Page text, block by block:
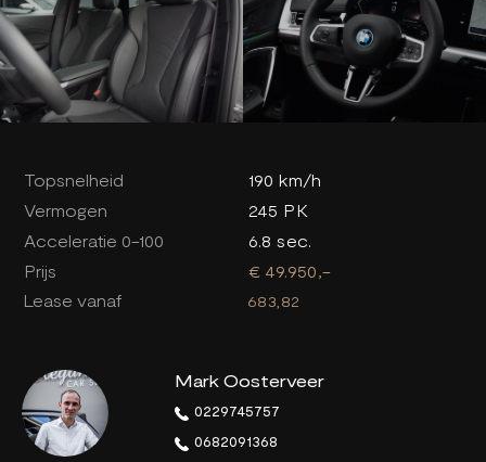
Topsnelheid
190 km/h
Vermogen
245 PK
Acceleratie 0-100
6.8 sec.
Prijs
€ 49.950,-
Lease vanaf
683,82
Mark Oosterveer
0229745757
0682091368